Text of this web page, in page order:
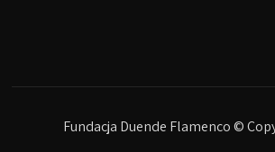
Fundacja Duende Flamenco ©